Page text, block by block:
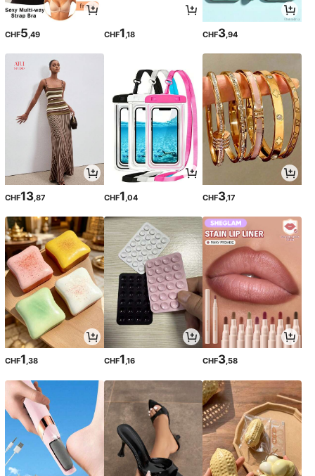
CHF5,49 CHF1,18 CHF3,94
CHF13,87 CHF1,04 CHF3,17
CHF1,38 CHF1,16 CHF3,58